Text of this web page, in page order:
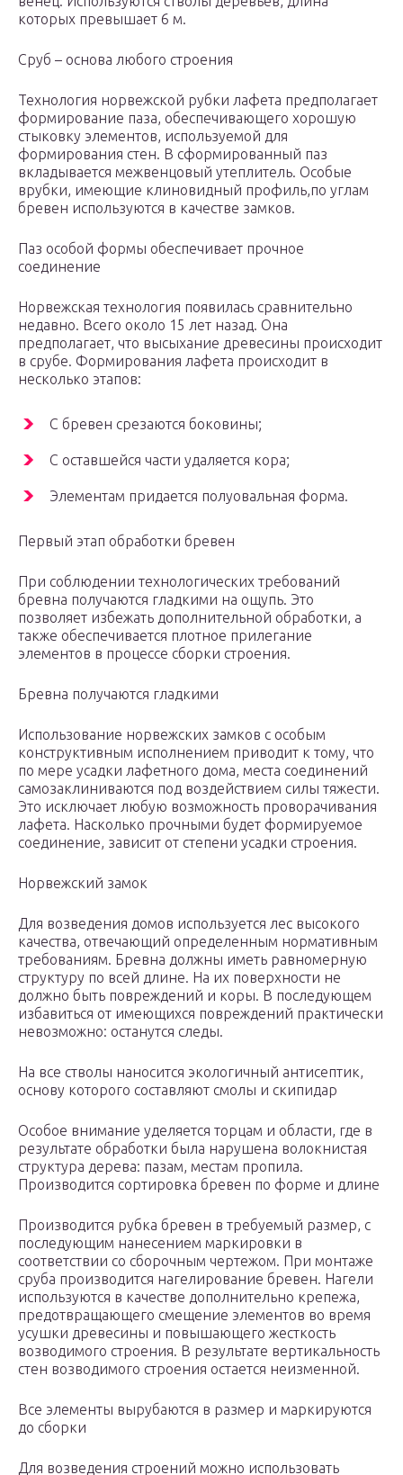
которых превышает 6 м.
Сруб – основа любого строения
Технология норвежской рубки лафета предполагает
формирование паза, обеспечивающего хорошую
стыковку элементов, используемой для
формирования стен. В сформированный паз
вкладывается межвенцовый утеплитель. Особые
врубки, имеющие клиновидный профиль,по углам
бревен используются в качестве замков.
Паз особой формы обеспечивает прочное
соединение
Норвежская технология появилась сравнительно
недавно. Всего около 15 лет назад. Она
предполагает, что высыхание древесины происходит
в срубе. Формирования лафета происходит в
несколько этапов:
С бревен срезаются боковины;
С оставшейся части удаляется кора;
Элементам придается полуовальная форма.
Первый этап обработки бревен
При соблюдении технологических требований
бревна получаются гладкими на ощупь. Это
позволяет избежать дополнительной обработки, а
также обеспечивается плотное прилегание
элементов в процессе сборки строения.
Бревна получаются гладкими
Использование норвежских замков с особым
конструктивным исполнением приводит к тому, что
по мере усадки лафетного дома, места соединений
самозаклиниваются под воздействием силы тяжести.
Это исключает любую возможность проворачивания
лафета. Насколько прочными будет формируемое
соединение, зависит от степени усадки строения.
Норвежский замок
Для возведения домов используется лес высокого
качества, отвечающий определенным нормативным
требованиям. Бревна должны иметь равномерную
структуру по всей длине. На их поверхности не
должно быть повреждений и коры. В последующем
избавиться от имеющихся повреждений практически
невозможно: останутся следы.
На все стволы наносится экологичный антисептик,
основу которого составляют смолы и скипидар
Особое внимание уделяется торцам и области, где в
результате обработки была нарушена волокнистая
структура дерева: пазам, местам пропила.
Производится сортировка бревен по форме и длине
Производится рубка бревен в требуемый размер, с
последующим нанесением маркировки в
соответствии со сборочным чертежом. При монтаже
сруба производится нагелирование бревен. Нагели
используются в качестве дополнительно крепежа,
предотвращающего смещение элементов во время
усушки древесины и повышающего жесткость
возводимого строения. В результате вертикальность
стен возводимого строения остается неизменной.
Все элементы вырубаются в размер и маркируются
до сборки
Для возведения строений можно использовать